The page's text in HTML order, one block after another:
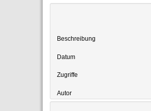
Beschreibung
Datum
Zugriffe
Autor